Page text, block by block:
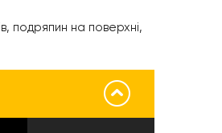
подряпин на поверхні,